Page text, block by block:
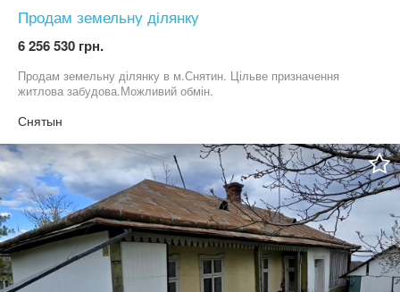
Продам земельну ділянку
6 256 530 грн.
Продам земельну ділянку в м.Снятин. Цільве призначення
житлова забудова.Можливий обмін.
Снятын